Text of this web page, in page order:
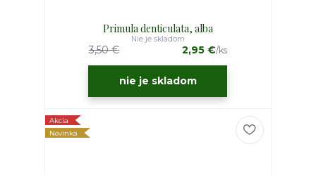
Primula denticulata, alba
3,50 € 2,95 €/ks
Nie je skladom
nie je skladom
Akcia
Novinka